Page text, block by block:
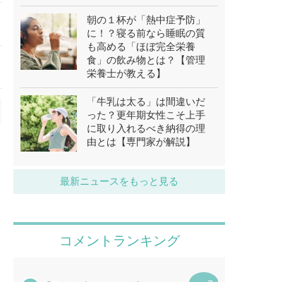
朝の１杯が「熱中症予防」
に！？寝る前なら睡眠の質
も高める「ほぼ完全栄養
食」の飲み物とは？【管理
栄養士が教える】
「牛乳は太る」は間違いだ
った？更年期女性こそ上手
に取り入れるべき納得の理
由とは【専門家が解説】
最新ニュースをもっと見る